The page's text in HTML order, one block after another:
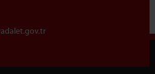
adalet.gov.tr